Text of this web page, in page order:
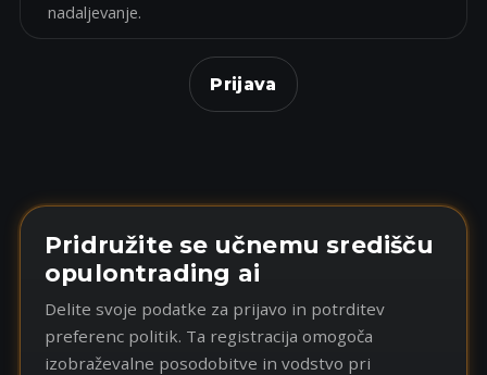
nadaljevanje.
Prijava
Pridružite se učnemu središču
opulontrading ai
Delite svoje podatke za prijavo in potrditev
preferenc politik. Ta registracija omogoča
izobraževalne posodobitve in vodstvo pri